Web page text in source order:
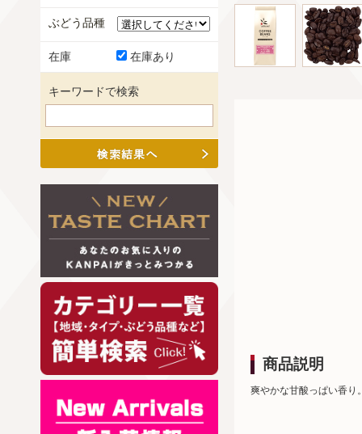
商品説明
爽やかな甘酸っぱい香り
ぶどう品種
在庫 在庫あり
キーワードで検索